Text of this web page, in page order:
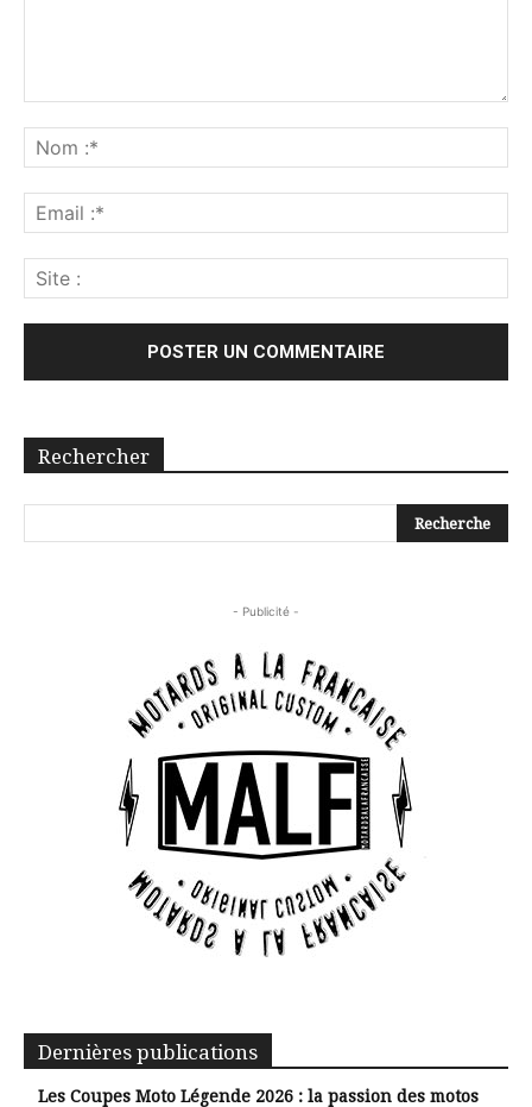
Rechercher
- Publicité -
Dernières publications
Les Coupes Moto Légende 2026 : la passion des motos